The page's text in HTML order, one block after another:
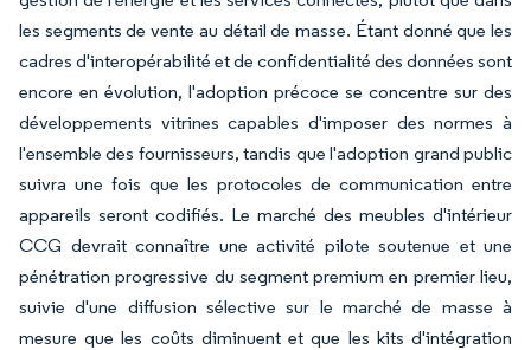
les segments de vente au détail de masse. Étant donné que les
cadres d'interopérabilité et de confidentialité des données sont
encore en évolution, l'adoption précoce se concentre sur des
développements vitrines capables d'imposer des normes à
l'ensemble des fournisseurs, tandis que l'adoption grand public
suivra une fois que les protocoles de communication entre
appareils seront codifiés. Le marché des meubles d'intérieur
CCG devrait connaître une activité pilote soutenue et une
pénétration progressive du segment premium en premier lieu,
suivie d'une diffusion sélective sur le marché de masse à
mesure que les coûts diminuent et que les kits d'intégration